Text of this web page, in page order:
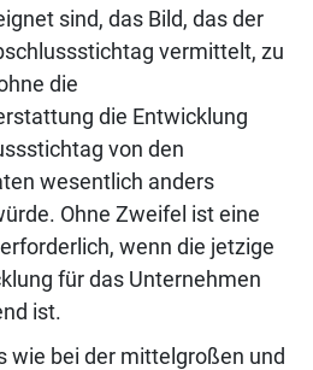
sind, das Bild, das der
vermittelt, zu
die
die Entwicklung
von den
wesentlich anders
Ohne Zweifel ist eine
wenn die jetzige
für das Unternehmen
ist.
wie bei der mittelgroßen und